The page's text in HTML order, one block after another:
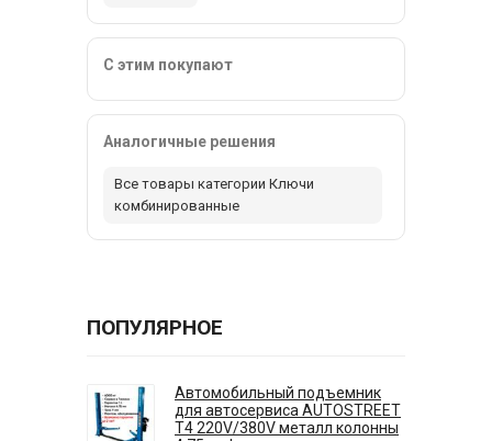
С этим покупают
Аналогичные решения
Все товары категории Ключи
комбинированные
ПОПУЛЯРНОЕ
Автомобильный подъемник
для автосервиса AUTOSTREET
T4 220V/380V металл колонны